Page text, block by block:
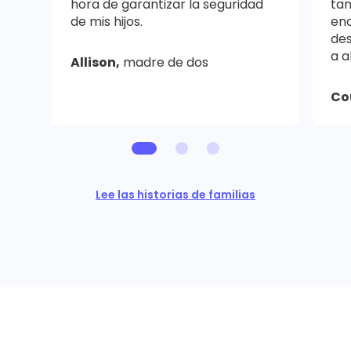
hora de garantizar la seguridad
de mis hijos.
Allison, madre de dos
a
Lee las historias de familias